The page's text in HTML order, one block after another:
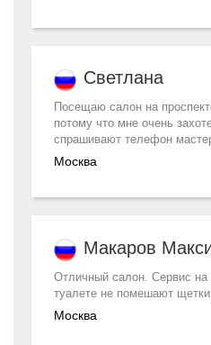
Светлана
Посещаю салон на
потому что мне очень
спрашивают телефон
Москва
Макаров
Отличный салон. Сервис
туалете не помешают
Москва